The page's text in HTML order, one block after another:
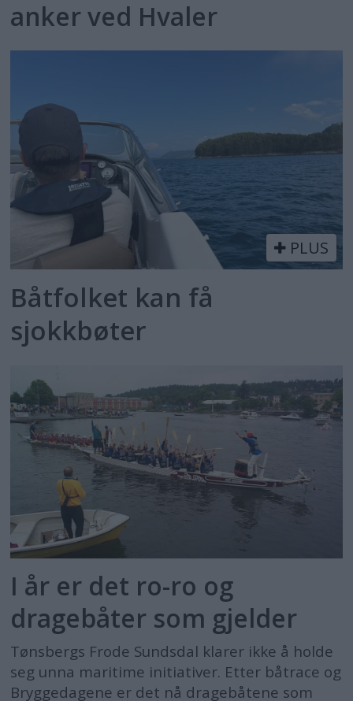
anker ved Hvaler
PLUS
Båtfolket kan få
sjokkbøter
I år er det ro-ro og
dragebåter som gjelder
Tønsbergs Frode Sundsdal klarer ikke å holde
seg unna maritime initiativer. Etter båtrace og
Bryggedagene er det nå dragebåtene som